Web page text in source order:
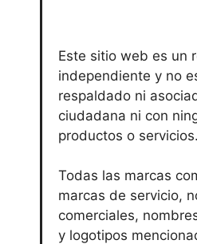
Este sitio web es un
independiente y no
respaldado ni
ciudadana ni con
productos o servicios.
Todas las marcas
marcas de servicio,
comerciales,
y logotipos